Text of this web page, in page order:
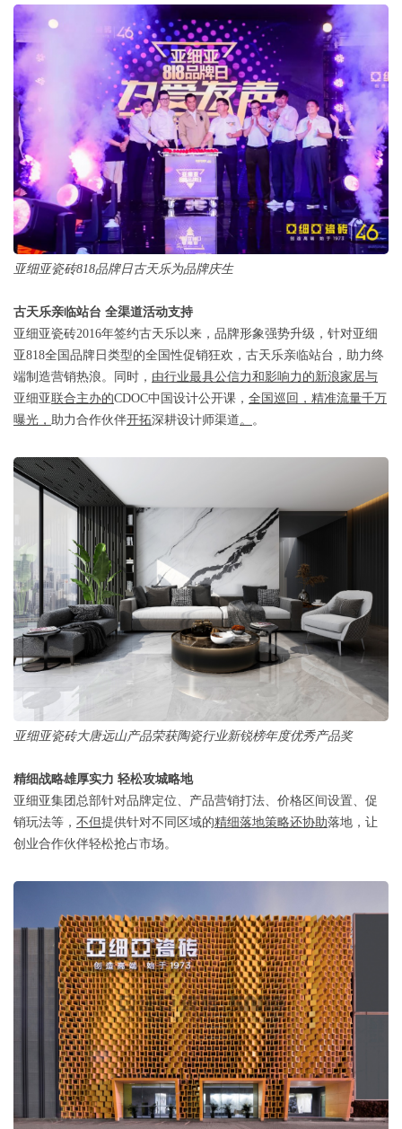
亚细亚瓷砖818品牌日古天乐为品牌庆生
古天乐亲临站台 全渠道活动支持
亚细亚瓷砖2016年签约古天乐以来， 品牌形象强势升级， 针对亚细
亚818全国品牌日类型的全国性促销狂欢，古天乐亲临站台，助力终
端制造营销热浪。同时， 由行业最具公信力和影响力的新浪家居与
亚细亚联合主办的CDOC中国设计公开课， 全国巡回， 精准流量千万
曝光， 助力合作伙伴开拓深耕设计师渠道。 。
亚细亚瓷砖大唐远山产品荣获陶瓷行业新锐榜年度优秀产品奖
精细战略雄厚实力 轻松攻城略地
亚细亚集团总部针对品牌定位、产品营销打法、价格区间设置、促
销玩法等， 不但提供针对不同区域的精细落地策略还协助落地，让
创业合作伙伴轻松抢占市场。